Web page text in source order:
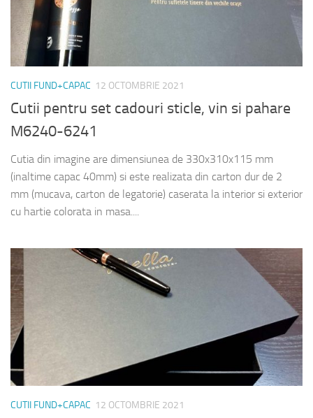
CUTII FUND+CAPAC 12 OCTOMBRIE 2021
Cutii pentru set cadouri sticle, vin si pahare
M6240-6241
Cutia din imagine are dimensiunea de 330x310x115 mm
(inaltime capac 40mm) si este realizata din carton dur de 2
mm (mucava, carton de legatorie) caserata la interior si exterior
cu hartie colorata in masa....
CUTII FUND+CAPAC 12 OCTOMBRIE 2021